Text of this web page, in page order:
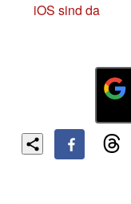
iOS sind da